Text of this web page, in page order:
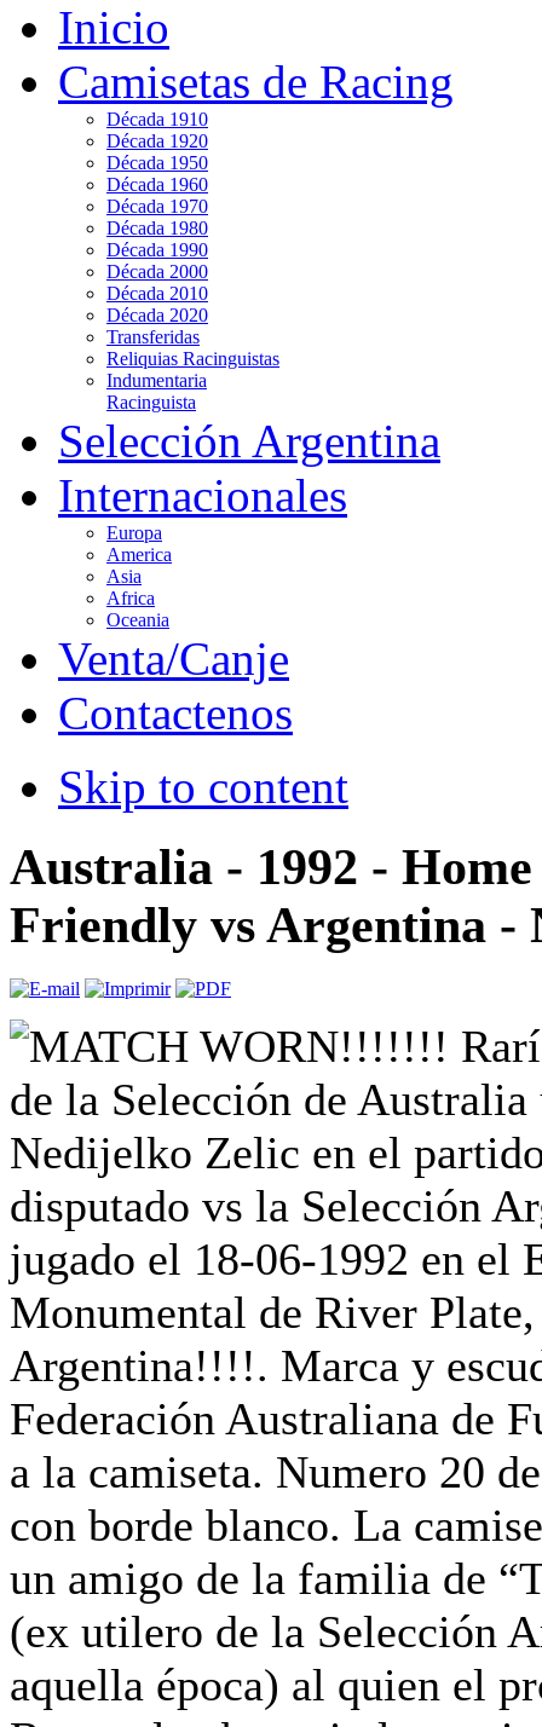
Inicio
Camisetas de Racing
Década 1910
Década 1920
Década 1950
Década 1960
Década 1970
Década 1980
Década 1990
Década 2000
Década 2010
Década 2020
Transferidas
Reliquias Racinguistas
Indumentaria
Racinguista
Selección Argentina
Internacionales
Europa
America
Asia
Africa
Oceania
Venta/Canje
Contactenos
Skip to content
Australia - 1992 -
Friendly vs Argentina -